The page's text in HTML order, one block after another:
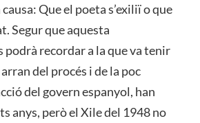
Que el poeta s’exiliï o que
Segur que aquesta
podrà recordar a la que va tenir
del procés i de la poc
del govern espanyol, han
anys, però el Xile del 1948 no